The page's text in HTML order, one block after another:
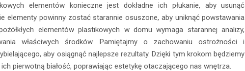
elementów konieczne jest dokładne ich płukanie, aby usunąć
elementy powinny zostać starannie osuszone, aby uniknąć powstawania
elementów plastikowych w domu wymaga starannej analizy,
właściwych środków. Pamiętajmy o zachowaniu ostrożności i
aby osiągnąć najlepsze rezultaty. Dzięki tym krokom będziemy
pierwotną białość, poprawiając estetykę otaczającego nas wnętrza.